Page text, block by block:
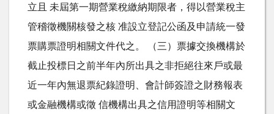
立且 未屆第一期營業稅繳納期限者，得以營業稅主
管稽徵機關核發之核 准設立登記公函及申請統一發
票購票證明相關文件代之。 （三）票據交換機構於
截止投標日之前半年內所出具之非拒絕往來戶或最
近一年內無退票紀錄證明、會計師簽證之財務報表
或金融機構或徵 信機構出具之信用證明等相關文